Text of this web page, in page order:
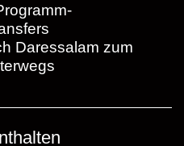
Daressalam zum